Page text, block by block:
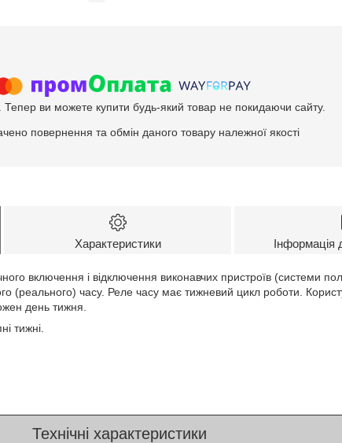
Тепер ви можете купити будь-який товар не покидаючи сайту.
повернення та обмін даного товару належної якості
Характеристики Інформація
включення і відключення виконавчих пристроїв (системи
(реального) часу. Реле часу має тижневий цикл роботи.
день тижня.
тижні.
Технічні характеристики